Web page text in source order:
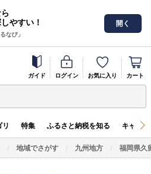
やすい！
なび」
開く
ガイド ログイン お気に入り カート
リ 特集 ふるさと納税を知る キャン
地域でさがす 九州地方 福岡県久